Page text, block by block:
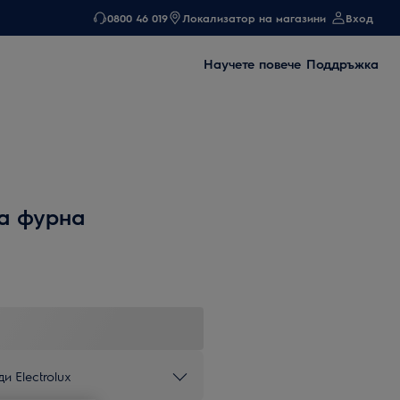
0800 46 019 Локализатор на магазини Вход
Научете повече Поддръжка
фурна
Electrolux